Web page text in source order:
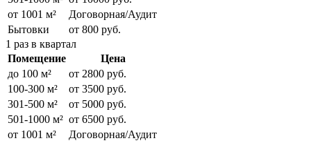
от 1001 м²
Договорная/Аудит
Бытовки
от 800 руб.
1 раз в квартал
Помещение
Цена
до 100 м²
от 2800 руб.
100-300 м²
от 3500 руб.
301-500 м²
от 5000 руб.
501-1000 м² от 6500 руб.
от 1001 м²
Договорная/Аудит